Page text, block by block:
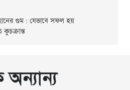
গুম : যেভাবে সফল হয়
কুচক্রান্ত